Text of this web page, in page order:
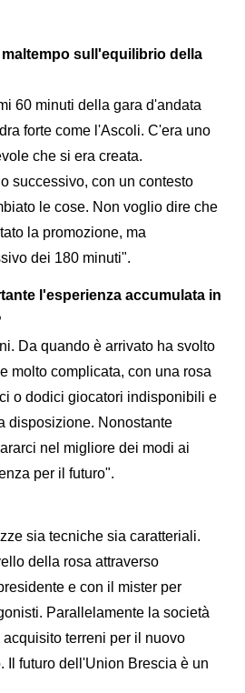
sull'equilibrio della
60 minuti della gara d'andata
forte come l'Ascoli. C'era uno
che si era creata.
successivo, con un contesto
le cose. Non voglio dire che
la promozione, ma
dei 180 minuti".
l'esperienza accumulata in
Da quando è arrivato ha svolto
molto complicata, con una rosa
o dodici giocatori indisponibili e
disposizione. Nonostante
nel migliore dei modi ai
per il futuro".
sia tecniche sia caratteriali.
della rosa attraverso
e con il mister per
Parallelamente la società
terreni per il nuovo
Il futuro dell'Union Brescia è un